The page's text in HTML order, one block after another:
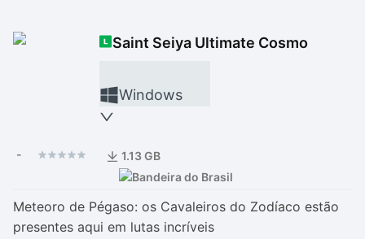
Saint Seiya Ultimate Cosmo
Windows
- 1.13 GB
Meteoro de Pégaso: os Cavaleiros do Zodíaco estão
presentes aqui em lutas incríveis